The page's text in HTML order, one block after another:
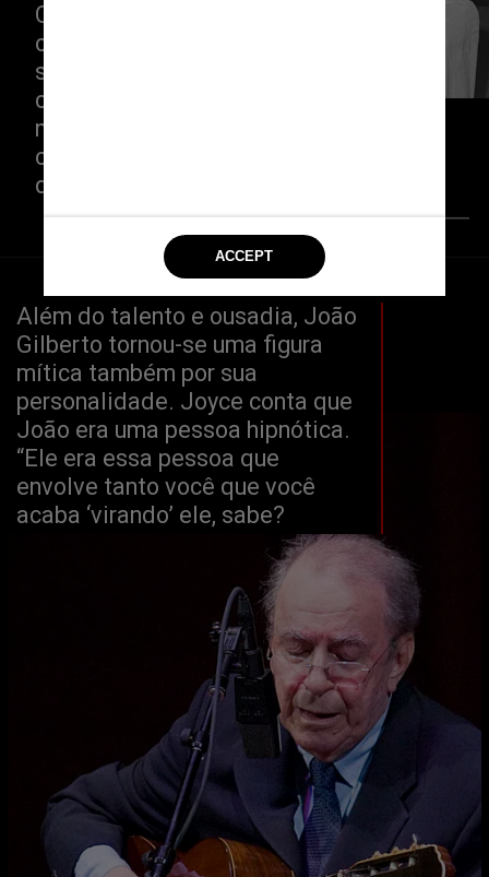
O jornalista Ruy Catro analisa que
o “Bruxo de Juazeiro” reunia uma
série de características que o
colocaram à frente daquela
novidade. “Era ambicioso,
corajoso, tinha vontade de fazer -
queria existir, ser reconhecido”
Bettmann/Getty Images
Além do talento e ousadia, João
Gilberto tornou-se uma figura
mítica também por sua
personalidade. Joyce conta que
João era uma pessoa hipnótica.
“Ele era essa pessoa que
envolve tanto você que você
acaba ‘virando’ ele, sabe?